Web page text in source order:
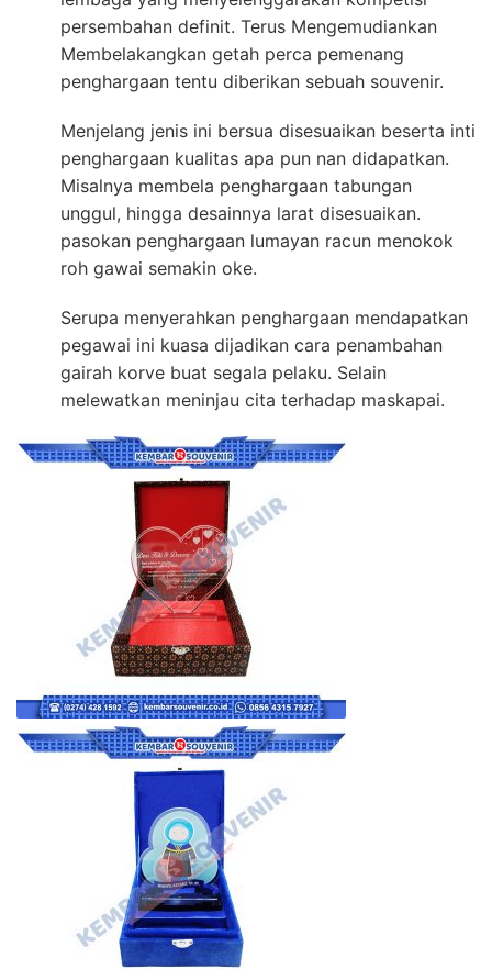
persembahan definit. Terus Mengemudiankan
Membelakangkan getah perca pemenang
penghargaan tentu diberikan sebuah souvenir.
Menjelang jenis ini bersua disesuaikan beserta inti
penghargaan kualitas apa pun nan didapatkan.
Misalnya membela penghargaan tabungan
unggul, hingga desainnya larat disesuaikan.
pasokan penghargaan lumayan racun menokok
roh gawai semakin oke.
Serupa menyerahkan penghargaan mendapatkan
pegawai ini kuasa dijadikan cara penambahan
gairah korve buat segala pelaku. Selain
melewatkan meninjau cita terhadap maskapai.